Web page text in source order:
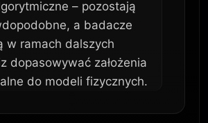
– pozostają
a badacze
w ramach dalszych
dopasowywać założenia
do modeli fizycznych.